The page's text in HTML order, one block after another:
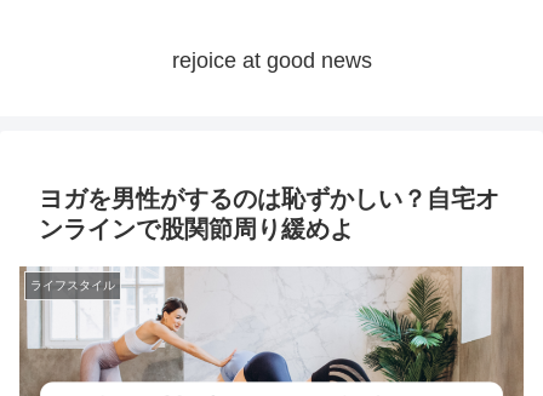
rejoice at good news
ヨガを男性がするのは恥ずかしい？自宅オ
ンラインで股関節周り緩めよ
ライフスタイル